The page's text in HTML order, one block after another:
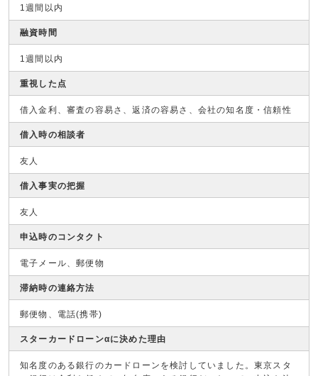
1週間以内
融資時間
1週間以内
重視した点
借入金利、審査の容易さ、返済の容易さ、会社の知名度・信頼性
借入時の相談者
友人
借入事実の把握
友人
申込時のコンタクト
電子メール、郵便物
滞納時の連絡方法
郵便物、電話(携帯)
スターカードローンαに決めた理由
知名度のある銀行のカードローンを検討していました。東京スタ